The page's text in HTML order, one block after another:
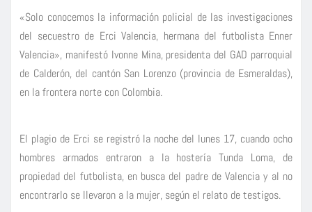
«Solo conocemos la información policial de las investigaciones
del secuestro de Erci Valencia, hermana del futbolista Enner
Valencia», manifestó Ivonne Mina, presidenta del GAD parroquial
de Calderón, del cantón San Lorenzo (provincia de Esmeraldas),
en la frontera norte con Colombia.
El plagio de Erci se registró la noche del lunes 17, cuando ocho
hombres armados entraron a la hostería Tunda Loma, de
propiedad del futbolista, en busca del padre de Valencia y al no
encontrarlo se llevaron a la mujer, según el relato de testigos.